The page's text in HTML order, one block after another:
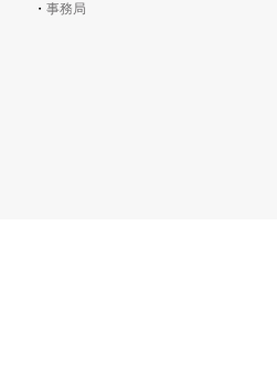
事務局